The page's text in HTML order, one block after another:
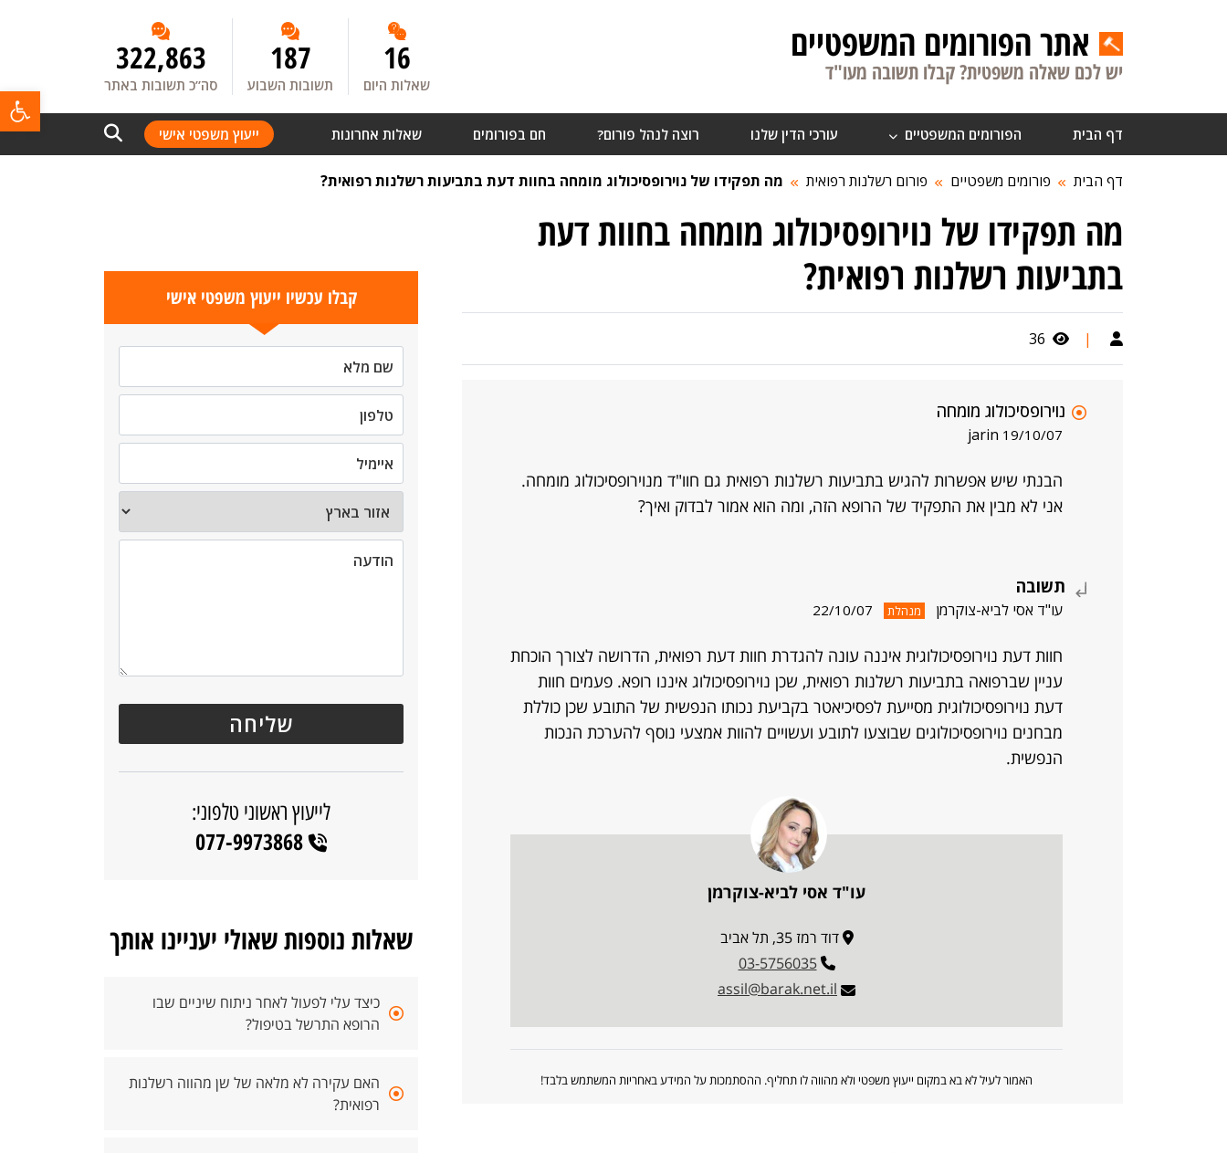
אתר הפורומים המשפטיים
יש לכם שאלה משפטית? קבלו תשובה מעו"ד 16
שאלות היום
187
תשובות השבוע
322,863
סה”כ תשובות באתר
דף הבית הפורומים המשפטיים עורכי הדין שלנו רוצה לנהל פורום? חם בפורומים שאלות אחרונות ייעוץ משפטי אישי
דף הבית פורומים משפטיים פורום רשלנות רפואית מה תפקידו של נוירופסיכולוג מומחה בחוות דעת בתביעות רשלנות רפואית?
מה תפקידו של נוירופסיכולוג מומחה בחוות דעת
בתביעות רשלנות רפואית?
|
36
נוירופסיכולוג מומחה
jarin 19/10/07
הבנתי שיש אפשרות להגיש בתביעות רשלנות רפואית גם חוו"ד מנוירופסיכולוג מומחה.
אני לא מבין את התפקיד של הרופא הזה, ומה הוא אמור לבדוק ואיך?
תשובה
עו"ד אסי לביא-צוקרמן מנהלת 22/10/07
חוות דעת נוירופסיכולוגית איננה עונה להגדרת חוות דעת רפואית, הדרושה לצורך הוכחת
עניין שברפואה בתביעות רשלנות רפואית, שכן נוירופסיכולוג איננו רופא. פעמים חוות
דעת נוירופסיכולוגית מסייעת לפסיכיאטר בקביעת נכותו הנפשית של התובע שכן כוללת
מבחנים נוירופסיכולוגים שבוצעו לתובע ועשויים להוות אמצעי נוסף להערכת הנכות
הנפשית.
עו"ד אסי לביא-צוקרמן
דוד רמז 35, תל אביב
03-5756035
assil@barak.net.il
האמור לעיל לא בא במקום ייעוץ משפטי ולא מהווה לו תחליף. ההסתמכות על המידע באחריות המשתמש בלבד!
קבלו עכשיו ייעוץ משפטי אישי
לייעוץ ראשוני טלפוני:
077-9973868
שאלות נוספות שאולי יעניינו אותך
כיצד עלי לפעול לאחר ניתוח שיניים שבו
הרופא התרשל בטיפול?
האם עקירה לא מלאה של שן מהווה רשלנות
רפואית?